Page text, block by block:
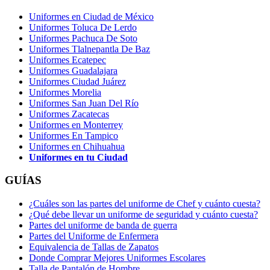
Uniformes en Ciudad de México
Uniformes Toluca De Lerdo
Uniformes Pachuca De Soto
Uniformes Tlalnepantla De Baz
Uniformes Ecatepec
Uniformes Guadalajara
Uniformes Ciudad Juárez
Uniformes Morelia
Uniformes San Juan Del Río
Uniformes Zacatecas
Uniformes en Monterrey
Uniformes En Tampico
Uniformes en Chihuahua
Uniformes en tu Ciudad
GUÍAS
¿Cuáles son las partes del uniforme de Chef y cuánto cuesta?
¿Qué debe llevar un uniforme de seguridad y cuánto cuesta?
Partes del uniforme de banda de guerra
Partes del Uniforme de Enfermera
Equivalencia de Tallas de Zapatos
Donde Comprar Mejores Uniformes Escolares